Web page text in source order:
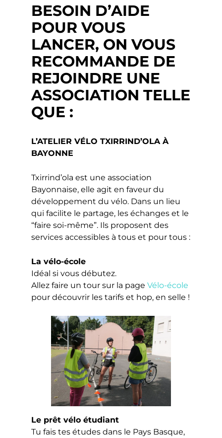
BESOIN D’AIDE
POUR VOUS
LANCER, ON VOUS
RECOMMANDE DE
REJOINDRE UNE
ASSOCIATION TELLE
QUE :
L’ATELIER VÉLO TXIRRIND’OLA À
BAYONNE
Txirrind’ola est une association
Bayonnaise, elle agit en faveur du
développement du vélo. Dans un lieu
qui facilite le partage, les échanges et le
“faire soi-même”. Ils proposent des
services accessibles à tous et pour tous :
La vélo-école
Idéal si vous débutez.
Allez faire un tour sur la pageVélo-école
pour découvrir les tarifs et hop, en selle !
Le prêt vélo étudiant
Tu fais tes études dans le Pays Basque,